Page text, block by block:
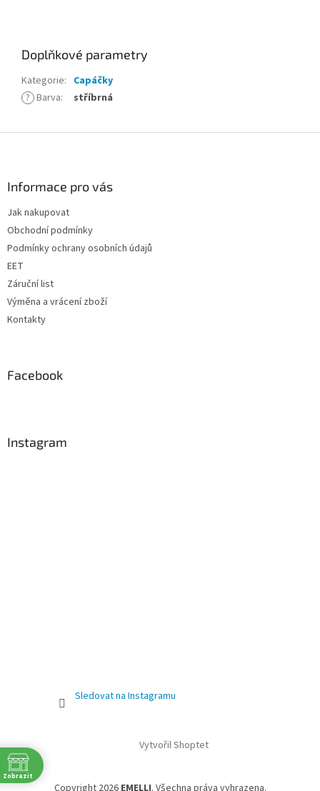
Doplňkové parametry
Kategorie: Capáčky
? Barva: stříbrná
Informace pro vás
Jak nakupovat
Obchodní podmínky
Podmínky ochrany osobních údajů
EET
Záruční list
Výměna a vrácení zboží
Kontakty
Facebook
Instagram
Sledovat na Instagramu
Vytvořil Shoptet
Copyright 2026 EMELLI. Všechna práva vyhrazena.
Zobrazit